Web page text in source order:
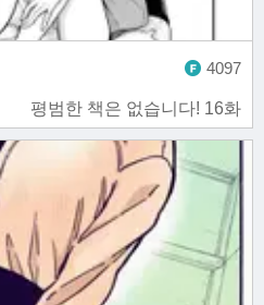
평범한 책은 없습니다! 16화
4097